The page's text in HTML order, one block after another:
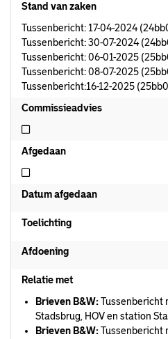
Stand van zaken
Tussenbericht: 17-04-2024
Tussenbericht: 30-07-2024
Tussenbericht: 06-01-2025
Tussenbericht: 08-07-2025
Tussenbericht:16-12-2025
Commissieadvies
Niet commissieadvies
Afgedaan
Niet afgedaan
Datum afgedaan
Toelichting
Afdoening
Relatie met
Brieven B&W:Tussenbericht
Stadsbrug, HOV en station
Brieven B&W:Tussenbericht